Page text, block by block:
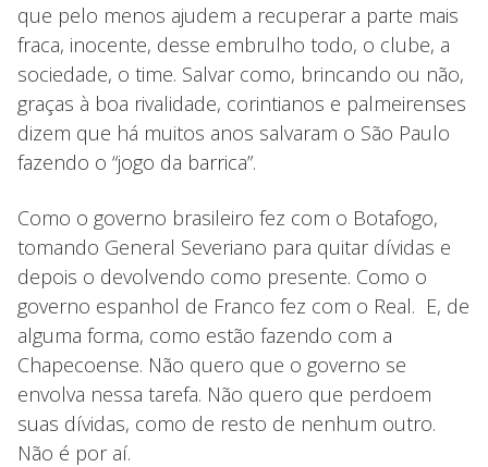
que pelo menos ajudem a recuperar a parte mais
fraca, inocente, desse embrulho todo, o clube, a
sociedade, o time. Salvar como, brincando ou não,
graças à boa rivalidade, corintianos e palmeirenses
dizem que há muitos anos salvaram o São Paulo
fazendo o “jogo da barrica”.
Como o governo brasileiro fez com o Botafogo,
tomando General Severiano para quitar dívidas e
depois o devolvendo como presente. Como o
governo espanhol de Franco fez com o Real. E, de
alguma forma, como estão fazendo com a
Chapecoense. Não quero que o governo se
envolva nessa tarefa. Não quero que perdoem
suas dívidas, como de resto de nenhum outro.
Não é por aí.